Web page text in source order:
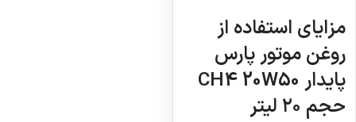
مزایای استفاده از
روغن موتور پارس
پایدار CH4 20W50
حجم ۲۰ لیتر